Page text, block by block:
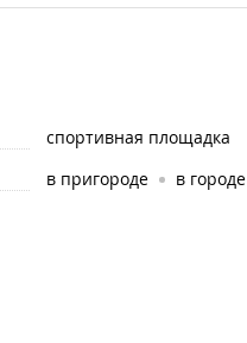
спортивная площадка
в пригороде в городе